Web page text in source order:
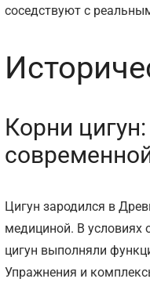
соседствуют с
Корни
Цигун зародился в
медициной. В условиях
цигун выполняли
Упражнения и